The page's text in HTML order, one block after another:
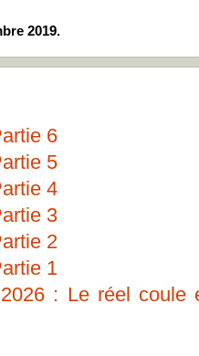
2019.
6
5
4
3
2
1
: Le réel coule